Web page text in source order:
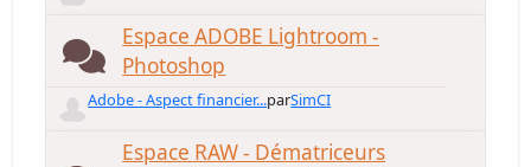
Espace ADOBE Lightroom -
Photoshop
Adobe - Aspect financier...parSimCI
Espace RAW - Dématriceurs